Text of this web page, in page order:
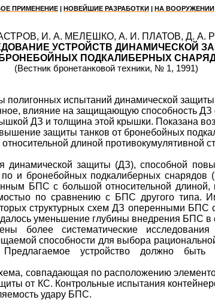
ПРИМЕНЕНИЕ| НОВЕЙШИЕ РАЗРАБОТКИ| НА ВООРУЖЕНИИ
И. А. МЕЛЕ Ш КО, А. И. ПЛАТОВ, Д. А.
УСТРОЙСТВ ДИНАМИЧЕСКОЙ
ПОДКАЛИБЕРНЫХ
(Вестник бронетанковой техники, № 1, 1991)
полигонных испытаний динамической
влияние на защищающую способность ДЗ
ДЗ и толщина этой крышки. Показана
защиты танков от бронебойных
длиной противокумулятивной
динамической защиты (ДЗ), способной
пои бронебойных подкалиберных снарядов
БПС с большой относительной длиной,
по сравнению с БПС другого типа.
структурных схем ДЗ оперенными БПС
уменьшение глубины внедрения БПС в
более систематические
способности для выбора
Предлагаемое устройство должно быть
совпадающая по расположению
от КС. Контрольные испытания
удару БПС.